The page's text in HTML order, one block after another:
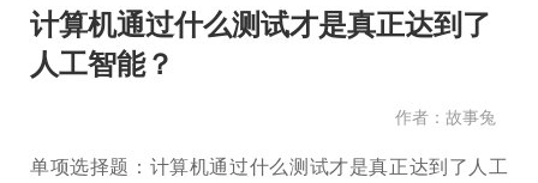
计算机通过什么测试才是真正达到了
人工智能？
作者：故事兔
单项选择题：计算机通过什么测试才是真正达到了人工